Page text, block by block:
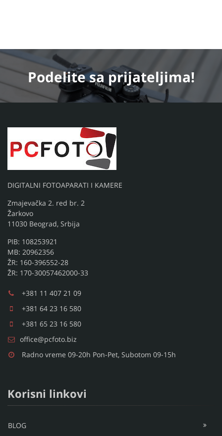
Podelitesa prijateljima!
DIGITALNI FOTOAPARATI I KAMERE
Zmajevačka 2. red br. 2
Žarkovo
11030 Beograd, Srbija
PIB: 108253921
MB: 20962356
ŽR: 160-396552-28
ŽR: 170-30057462000-33
+381 11 407 21 09
+381 64 23 16 580
+381 65 23 16 580
office@pcfoto.biz
Radno vreme 09-20h Pon-Pet, Subotom 09-15h
Korisni linkovi
BLOG